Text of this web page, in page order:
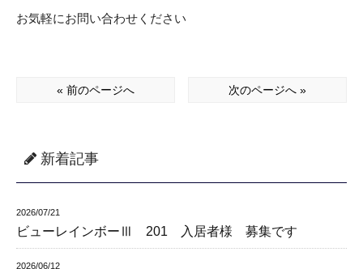
お気軽にお問い合わせください
« 前のページへ 次のページへ »
新着記事
2026/07/21
ビューレインボーⅢ 201 入居者様 募集です
2026/06/12